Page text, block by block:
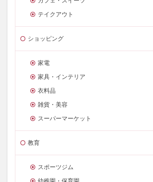
テイクアウト
ショッピング
家電
家具・インテリア
衣料品
雑貨・美容
スーパーマーケット
教育
スポーツジム